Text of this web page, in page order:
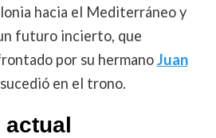
hacia el Mediterráneo y
futuro incierto, que
por su hermanoJuan
en el trono.
actual